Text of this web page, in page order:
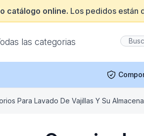
catálogo online. Los pedidos están
las categorias
Para Lavado De Vajillas Y Su